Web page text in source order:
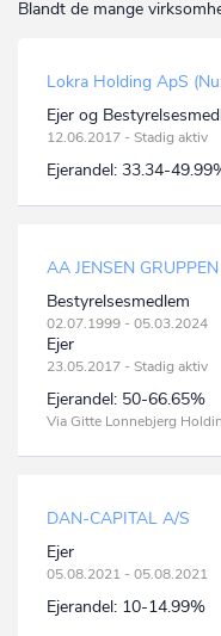
Blandt de mange
Lokra Holding ApS
Ejer og
12.06.2017 - Stadig aktiv
Ejerandel: 33.34-
AA JENSEN
Bestyrelsesmedlem
02.07.1999 - 05.03.2024
Ejer
23.05.2017 - Stadig aktiv
Ejerandel: 50-66.65%
Via Gitte Lonnebjerg
DAN-CAPITAL A/S
Ejer
05.08.2021 - 05.08.2021
Ejerandel: 10-14.99%